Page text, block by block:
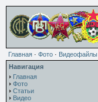
Главная · Фото · Видеофайлы
Навигация
Главная
Фото
Статьи
Видео